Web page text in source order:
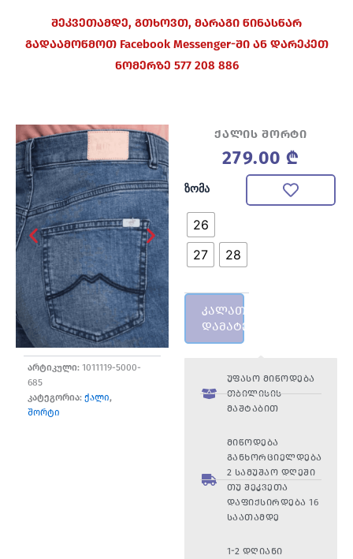
შეკვეთამდე, გთხოვთ, მარაგი წინასწარ
გადაამოწმოთ Facebook Messenger-ში ან დარეკეთ
ნომერზე 577 208 886
არტიკული: 1011119-5000-
685
კატეგორია: ქალი,
შორტი
ქალის შორტი
279.00 ₾
ზომა
26
27
28
რაოდენობა:
ქალის
შორტი
კალათაში
დამატება
უფასო მიწოდება
თბილისის
მაშტაბით
მიწოდება
განხორციელდება
2 სამუშაო დღეში
თუ შეკვეთა
დაფიქსირდება 16
საათამდე
1-2 დღიანი